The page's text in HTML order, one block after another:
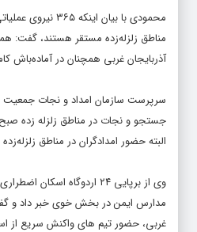
محمودی با بیان
مناطق زلزله‌زده مستقر هستند، گفت:
آذربایجان غربی همچنان در آماده‌باش
سرپرست سازمان امداد و نجات جمعیت
جستجو و نجات در مناطق زلزله زده صبح
البته حضور امدادگران در مناطق
وی از برپایی ٢۴ اردوگاه
مدارس ایمن در بخش خوی خبر داد و
غربی، حضور تیم های واکنش سریع از